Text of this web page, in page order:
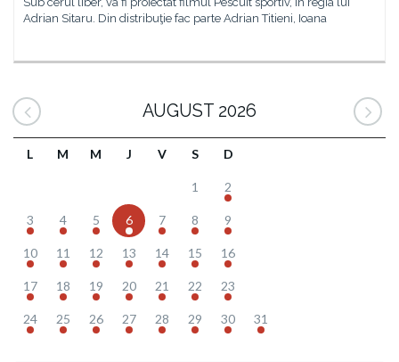
Adrian Sitaru. Din distribuţie fac parte Adrian Titieni, Ioana
AUGUST 2026
L M M J V S D
1 2
3 4 5 6 7 8 9
10 11 12 13 14 15 16
17 18 19 20 21 22 23
24 25 26 27 28 29 30 31